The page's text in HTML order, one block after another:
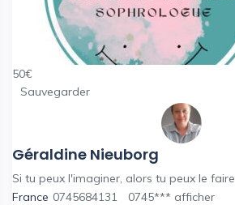
50€
Sauvegarder
Géraldine Nieuborg
Si tu peux l'imaginer, alors tu peux le faire
France 0745684131 0745*** afficher